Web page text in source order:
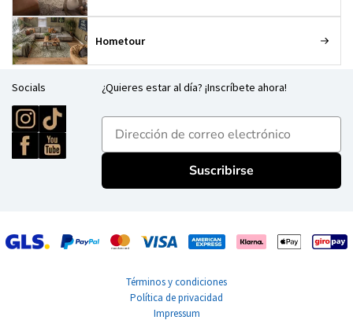
Hometour
Socials ¿Quieres estar al día? ¡Inscríbete ahora!
E-mailadres
Suscribirse
Términos y condiciones
Política de privacidad
Impressum